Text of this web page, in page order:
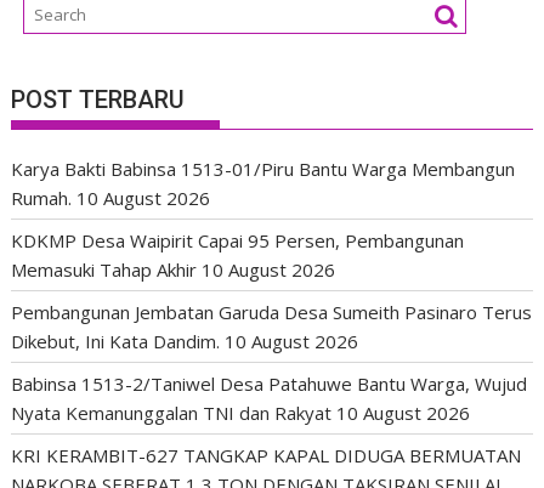
POST TERBARU
Karya Bakti Babinsa 1513-01/Piru Bantu Warga Membangun
Rumah. 10 August 2026
KDKMP Desa Waipirit Capai 95 Persen, Pembangunan
Memasuki Tahap Akhir 10 August 2026
Pembangunan Jembatan Garuda Desa Sumeith Pasinaro Terus
Dikebut, Ini Kata Dandim. 10 August 2026
Babinsa 1513-2/Taniwel Desa Patahuwe Bantu Warga, Wujud
Nyata Kemanunggalan TNI dan Rakyat 10 August 2026
KRI KERAMBIT-627 TANGKAP KAPAL DIDUGA BERMUATAN